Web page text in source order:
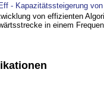
- Kapazitätssteigerung
von effizienten
in einem